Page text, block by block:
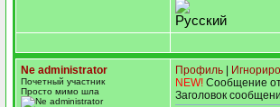
Русский
Ne administrator
Почетный участник
Просто мимо шла
Профиль
NEW! Сообщение
Заголовок